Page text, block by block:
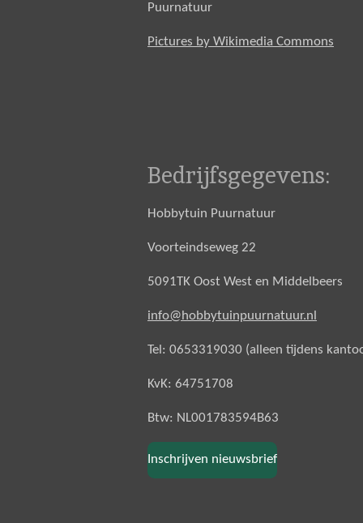
Puurnatuur
Pictures by Wikimedia Commons
Bedrijfsgegevens:
Hobbytuin Puurnatuur
Voorteindseweg 22
5091TK Oost West en Middelbeers
info@hobbytuinpuurnatuur.nl
Tel: 0653319030 (alleen tijdens
KvK: 64751708
Btw: NL001783594B63
Inschrijven nieuwsbrief